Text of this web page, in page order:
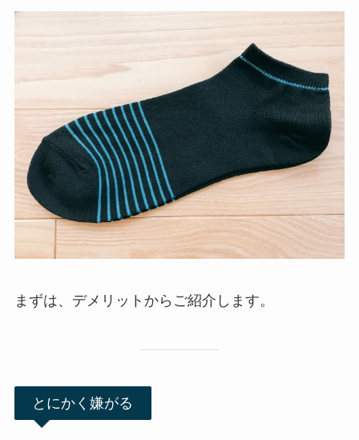
まずは、デメリットからご紹介します。
とにかく嫌がる